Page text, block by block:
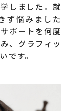
しました。就
ず悩みました
ポートを何度
、グラフィッ
です。